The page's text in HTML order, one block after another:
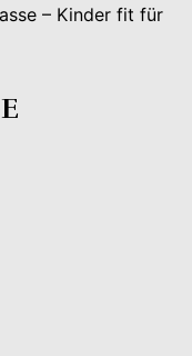
– Kinder fit für